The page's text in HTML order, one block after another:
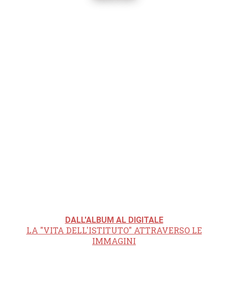
DALL'ALBUM AL DIGITALE
LA "VITA DELL'ISTITUTO" ATTRAVERSO LE
IMMAGINI